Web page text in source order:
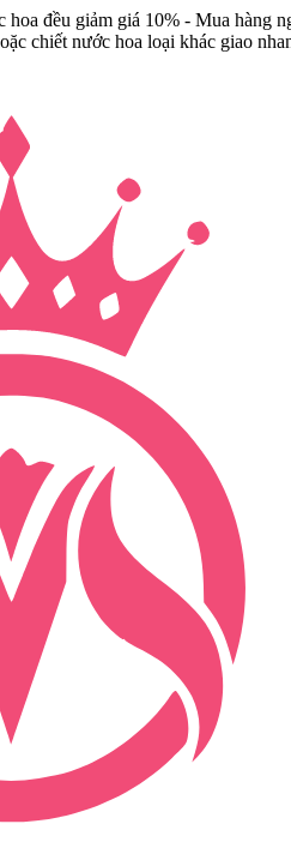
giảm giá 10% - Mua hàng ngay
hoa loại khác giao nhanh